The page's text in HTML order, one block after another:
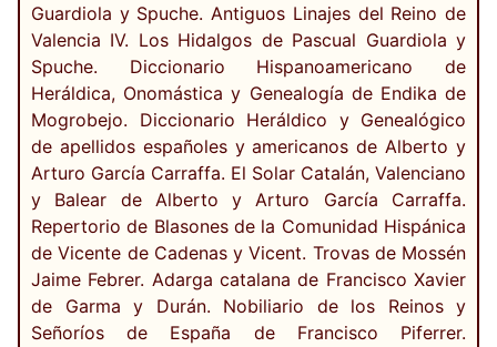
Guardiola y Spuche. Antiguos Linajes del Reino de
Valencia IV. Los Hidalgos de Pascual Guardiola y
Spuche. Diccionario Hispanoamericano de
Heráldica, Onomástica y Genealogía de Endika de
Mogrobejo. Diccionario Heráldico y Genealógico
de apellidos españoles y americanos de Alberto y
Arturo García Carraffa. El Solar Catalán, Valenciano
y Balear de Alberto y Arturo García Carraffa.
Repertorio de Blasones de la Comunidad Hispánica
de Vicente de Cadenas y Vicent. Trovas de Mossén
Jaime Febrer. Adarga catalana de Francisco Xavier
de Garma y Durán. Nobiliario de los Reinos y
Señoríos de España de Francisco Piferrer.